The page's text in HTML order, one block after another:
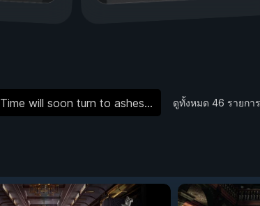
Time will soon turn to ashes... ดูทั้งหมด 46 รายการ